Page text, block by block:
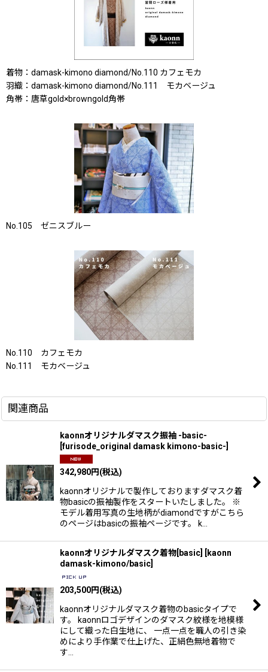
着物：damask-kimono diamond/No.110 カフェモカ
羽織：damask-kimono diamond/No.111 モカベージュ
角帯：唐草gold×browngold角帯
No.105 ゼニスブルー
No.110 カフェモカ
No.111 モカベージュ
関連商品
kaonnオリジナルダマスク振袖 -basic-
[furisode_original damask kimono-basic-
342,980円(税込)
kaonnオリジナルで製作しておりますダマスク着
物basicの振袖製作をスタートいたしました。 ※
モデル着用写真の生地柄がdiamondですがこちら
のページはbasicの振袖ページです。 k…
kaonnオリジナルダマスク着物[basic]
kaonn
damask-kimono/basic
203,500円(税込)
kaonnオリジナルダマスク着物のbasicタイプで
す。 kaonnロゴデザインのダマスク紋様を地模様
にして織った白生地に、 一点一点を職人の引き染
めにより手作業で仕上げた、正絹色無地着物で
す…